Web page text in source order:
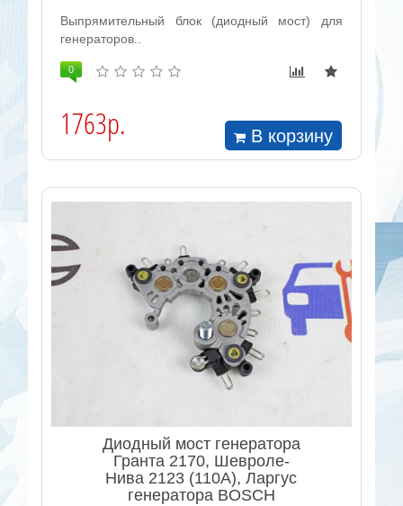
Выпрямительный блок (диодный мост) для
генераторов..
0
1763р. В корзину
Диодный мост генератора
Гранта 2170, Шевроле-
Нива 2123 (110А), Ларгус
генератора BOSCH